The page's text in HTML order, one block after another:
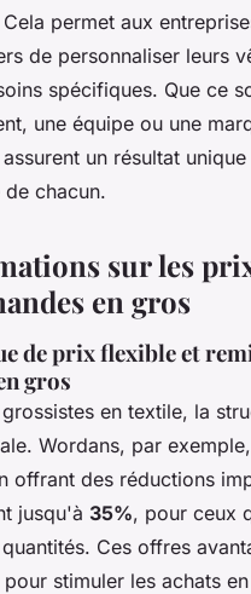
permet aux
de personnaliser leurs
spécifiques. Que ce
une équipe ou une
un résultat
chacun.
sur les
en gros
de prix flexible et
gros
grossistes en textile, la
Wordans, par
offrant des réductions
jusqu'à 35%, pour ceux
Ces offres
stimuler les achats